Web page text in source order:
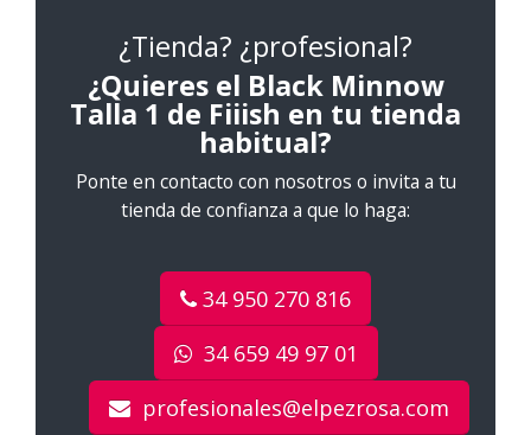
¿Tienda? ¿profesional?
¿Quieres el Black Minnow
Talla 1 de Fiiish en tu tienda
habitual?
Ponte en contacto con nosotros o invita a tu
tienda de confianza a que lo haga:
34 950 270 816
34 659 49 97 01
profesionales@elpezrosa.com